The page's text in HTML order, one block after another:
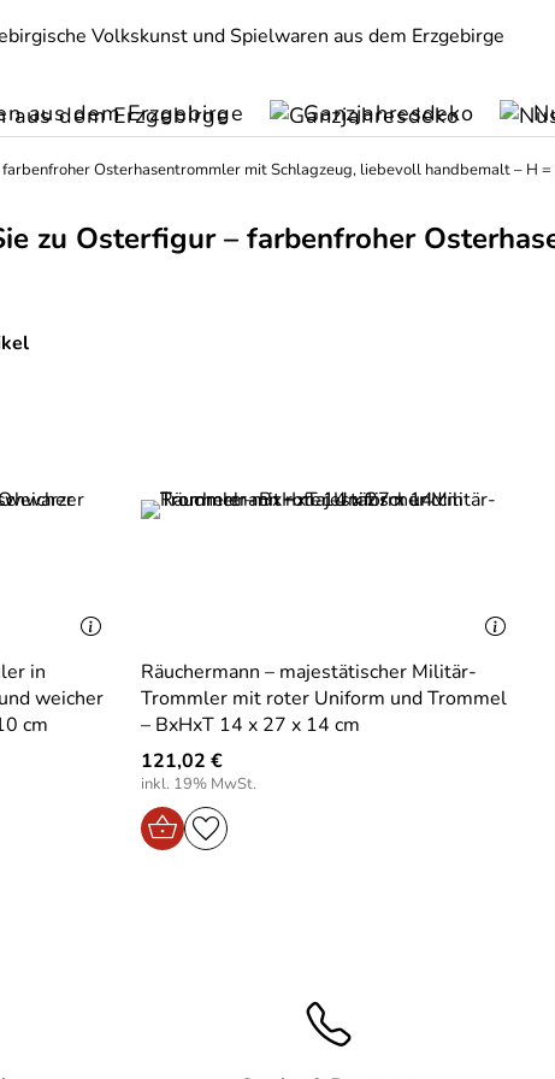
aus dem Erzgebirge Ganzjahresdeko
Osterhasentrommler mit Schlagzeug, liebevoll handbemalt – H =
zu Osterfigur – farbenfroher
in
weicher
cm
Räuchermann – majestätischer Militär-
Trommler mit roter Uniform und Trommel
– BxHxT 14 x 27 x 14 cm
121,02 €
inkl. 19% MwSt.